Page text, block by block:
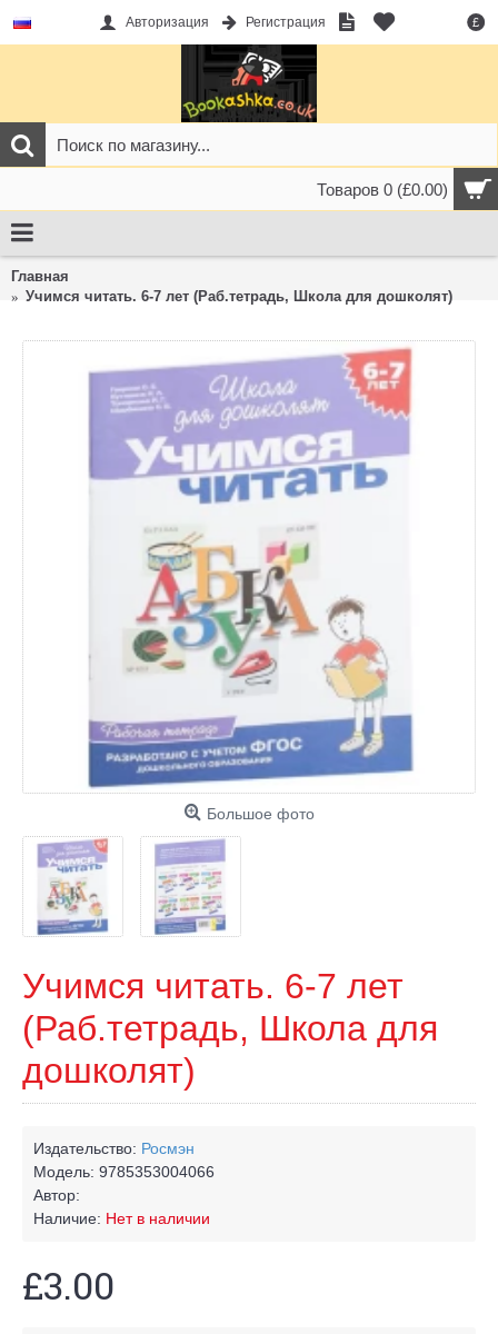
£
Авторизация Регистрация
Товаров 0 (£0.00)
Главная
Учимся читать. 6-7 лет (Раб.тетрадь, Школа для дошколят)
Большое фото
Учимся читать. 6-7 лет
(Раб.тетрадь, Школа для
дошколят)
Издательство: Росмэн
Модель: 9785353004066
Автор:
Наличие: Нет в наличии
£3.00